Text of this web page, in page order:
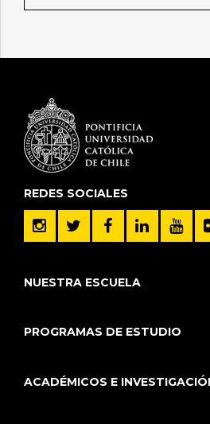
REDES SOCIALES
NUESTRA ESCUELA
PROGRAMAS DE ESTUDIO
ACADÉMICOS E